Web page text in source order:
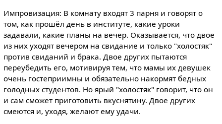
Импровизация: В комнату входят 3 парня и говорят о
том, как прошёл день в институте, какие уроки
задавали, какие планы на вечер. Оказывается, что двое
из них уходят вечером на свидание и только "холостяк"
против свиданий и брака. Двое других пытаются
переубедить его, мотивируя тем, что мамы их девушек
очень гостеприимны и обязательно накормят бедных
голодных студентов. Но ярый "холостяк" говорит, что он
и сам сможет приготовить вкуснятину. Двое других
смеются и, уходя, желают ему удачи.